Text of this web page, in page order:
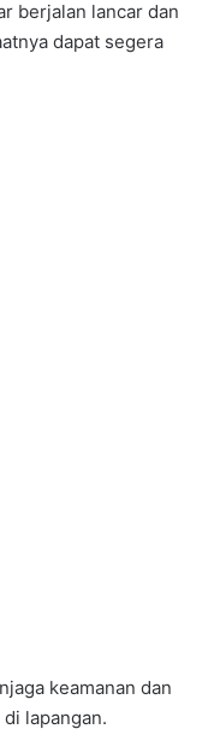
berjalan lancar dan
dapat segera
keamanan dan
lapangan.